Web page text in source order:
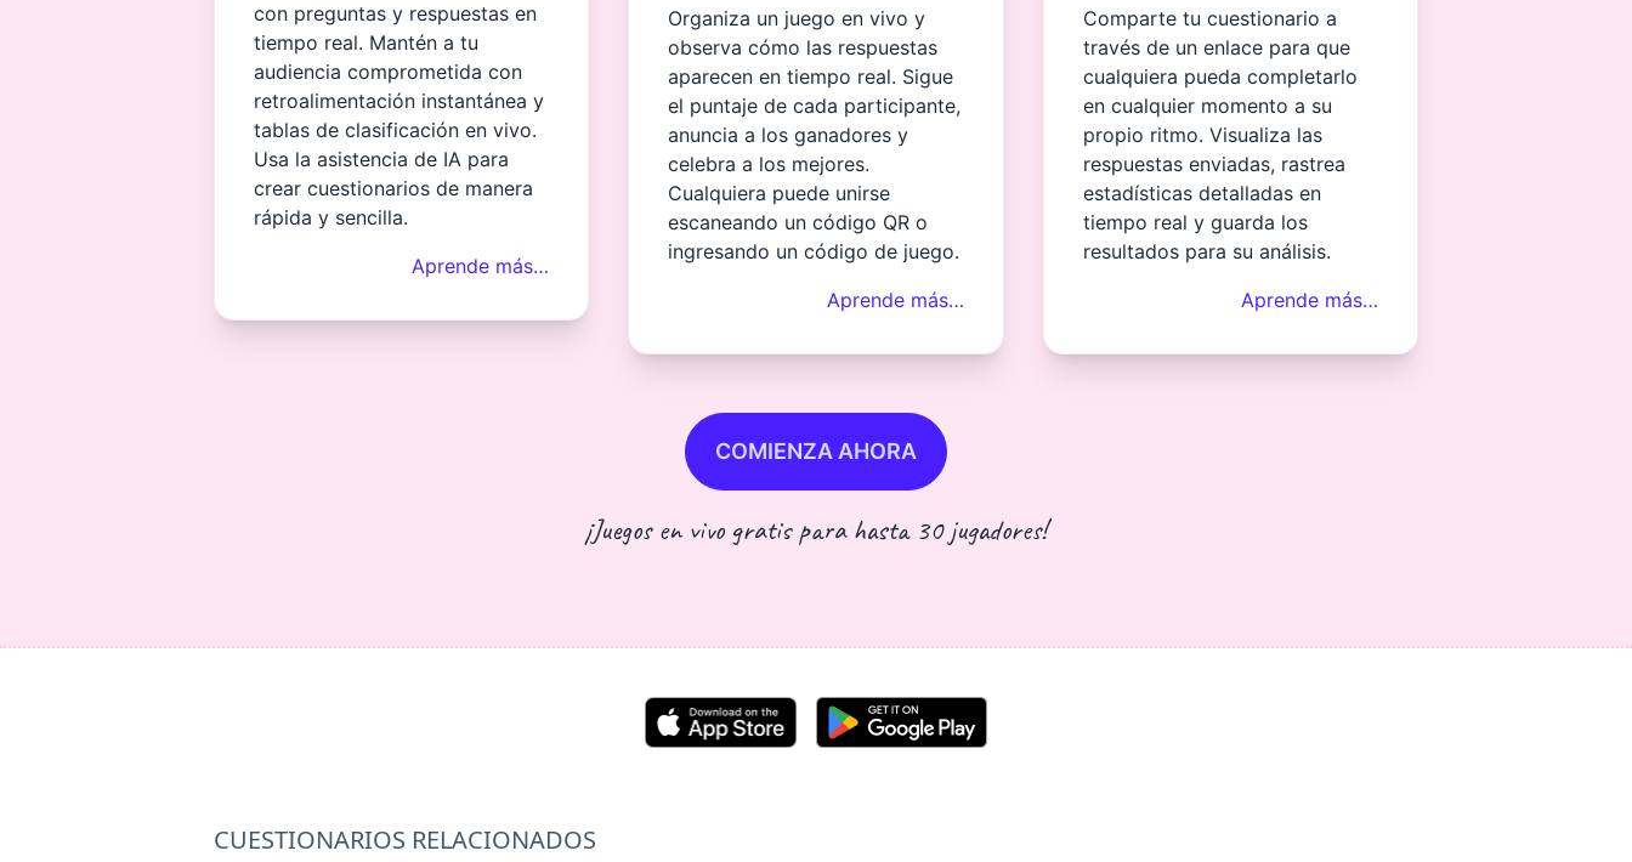
con preguntas y respuestas en
tiempo real. Mantén a tu
audiencia comprometida con
retroalimentación instantánea y
tablas de clasificación en vivo.
Usa la asistencia de IA para
crear cuestionarios de manera
rápida y sencilla.
Aprende más…
Organiza un juego en vivo y
observa cómo las respuestas
aparecen en tiempo real. Sigue
el puntaje de cada participante,
anuncia a los ganadores y
celebra a los mejores.
Cualquiera puede unirse
escaneando un código QR o
ingresando un código de juego.
Aprende más…
Comparte tu cuestionario a
través de un enlace para que
cualquiera pueda completarlo
en cualquier momento a su
propio ritmo. Visualiza las
respuestas enviadas, rastrea
estadísticas detalladas en
tiempo real y guarda los
resultados para su análisis.
Aprende más…
COMIENZA AHORA
¡Juegos en vivo gratis para hasta 30 jugadores!
CUESTIONARIOS RELACIONADOS